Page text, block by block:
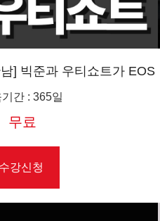
] 빅준과 우티쇼트가 EOS
기간: 365일
무료
수강신청